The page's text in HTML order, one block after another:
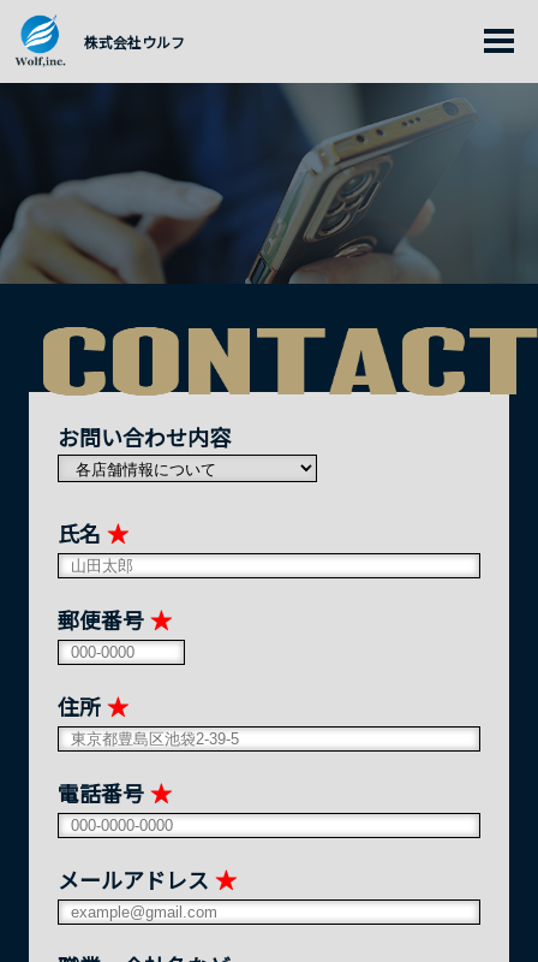
株式会社ウルフ
お問い合わせ内容
氏名 ★
郵便番号 ★
住所 ★
電話番号 ★
メールアドレス ★